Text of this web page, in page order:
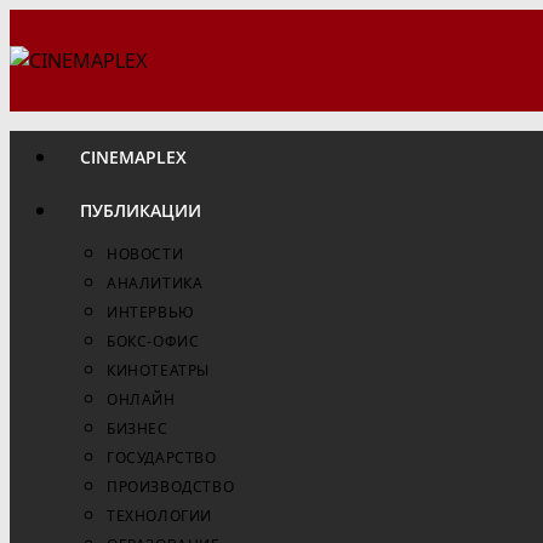
к
CINEMAPLEX
ПУБЛИКАЦИИ
НОВОСТИ
АНАЛИТИКА
ИНТЕРВЬЮ
БОКС-ОФИС
КИНОТЕАТРЫ
ОНЛАЙН
БИЗНЕС
ГОСУДАРСТВО
ПРОИЗВОДСТВО
ТЕХНОЛОГИИ